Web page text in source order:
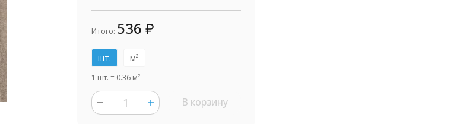
Итого: 536 ₽
шт. м²
1 шт. = 0.36 м²
В корзину